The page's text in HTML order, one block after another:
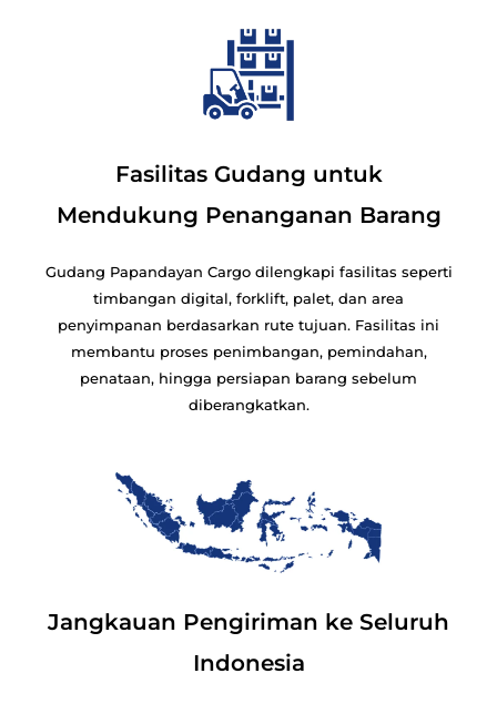
Fasilitas Gudang untuk
Mendukung Penanganan Barang
Gudang Papandayan Cargo dilengkapi fasilitas seperti
timbangan digital, forklift, palet, dan area
penyimpanan berdasarkan rute tujuan. Fasilitas ini
membantu proses penimbangan, pemindahan,
penataan, hingga persiapan barang sebelum
diberangkatkan.
Jangkauan Pengiriman ke Seluruh
Indonesia